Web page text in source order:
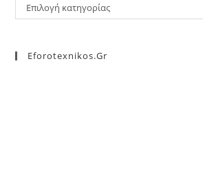
Επιλογή κατηγορίας
Eforotexnikos.gr